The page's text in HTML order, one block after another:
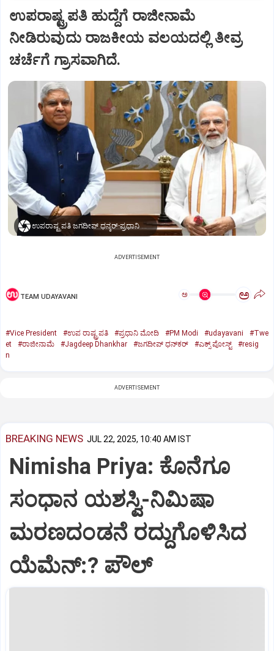
ಉಪರಾಷ್ಟ್ರಪತಿ ಹುದ್ದೆಗೆ ರಾಜೀನಾಮೆ
ನೀಡಿರುವುದು ರಾಜಕೀಯ ವಲಯದಲ್ಲಿ ತೀವ್ರ
ಚರ್ಚೆಗೆ ಗ್ರಾಸವಾಗಿದೆ.
ಉಪರಾಷ್ಟ್ರಪತಿ ಜಗದೀಪ್‌ ಧನ್ಕರ್-ಪ್ರಧಾನಿ ಮೋದಿ
ADVERTISEMENT
TEAM UDAYAVANI ಅ ಅ
#Vice President #ಉಪ ರಾಷ್ಟ್ರಪತಿ #ಪ್ರಧಾನಿ ಮೋದಿ #PM Modi #udayavani
#Twe
et
#ರಾಜೀನಾಮೆ #Jagdeep Dhankhar #ಜಗದೀಪ್‌ ಧನ್‌ಕರ್‌ #ಎಕ್ಸ್‌ ಪೋಸ್ಟ್
#resig
n
ADVERTISEMENT
BREAKING NEWS JUL 22, 2025, 10:40 AM IST
Nimisha Priya: ಕೊನೆಗೂ
ಸಂಧಾನ ಯಶಸ್ವಿ-ನಿಮಿಷಾ
ಮರಣದಂಡನೆ ರದ್ದುಗೊಳಿಸಿದ
ಯೆಮೆನ್:? ಪೌಲ್